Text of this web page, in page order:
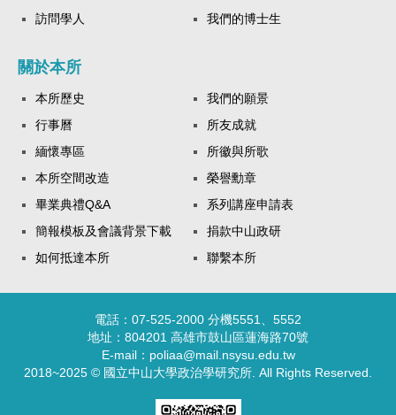
訪問學人
我們的博士生
關於本所
本所歷史
我們的願景
行事曆
所友成就
緬懷專區
所徽與所歌
本所空間改造
榮譽勳章
畢業典禮Q&A
系列講座申請表
簡報模板及會議背景下載
捐款中山政研
如何抵達本所
聯繫本所
電話：07-525-2000 分機5551、5552
地址：804201 高雄市鼓山區蓮海路70號
E-mail：poliaa@mail.nsysu.edu.tw
2018~2025 © 國立中山大學政治學研究所. All Rights Reserved.